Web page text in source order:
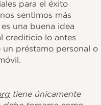
para el éxito
sentimos más
una buena idea
crediticio lo antes
préstamo personal o
tiene únicamente